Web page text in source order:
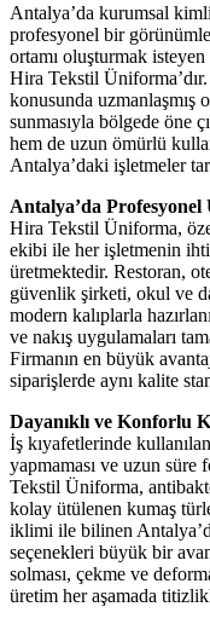
Antalya’da kurumsal
profesyonel bir
ortamı oluşturmak
Hira Tekstil Üniforma’dır.
konusunda uzmanlaşmış
sunmasıyla bölgede öne
hem de uzun ömürlü
Antalya’daki işletmeler
Antalya’da
Hira Tekstil Üniforma,
ekibi ile her işletmenin
üretmektedir. Restoran,
güvenlik şirketi, okul ve
modern kalıplarla
ve nakış uygulamaları
Firmanın en büyük
siparişlerde aynı kalite
Dayanıklı ve Konforlu
İş kıyafetlerinde
yapmaması ve uzun
Tekstil Üniforma,
kolay ütülenen kumaş
iklimi ile bilinen
seçenekleri büyük bir
solması, çekme ve
üretim her aşamada